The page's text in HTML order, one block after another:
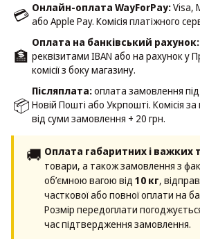
💳 Онлайн-оплата WayForPay:Visa,
або Apple Pay. Комісія платіжного
🏦
Оплата на банківський рахунок:
реквізитами IBAN або на рахунок у
комісії з боку магазину.
📦
Післяплата:оплата замовлення
Новій Пошті або Укрпошті. Комісія
від суми замовлення + 20 грн.
🚚 Оплата габаритних і важких
товари, а також замовлення з
об’ємною вагою від 10 кг,
часткової або повної оплати на
Розмір передоплати
час підтвердження замовлення.